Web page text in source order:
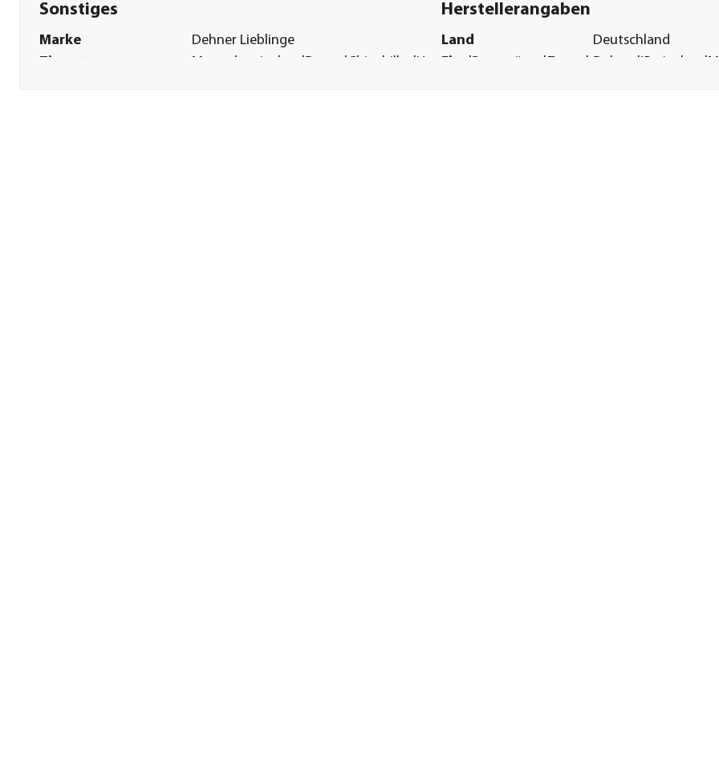
Sonstiges
Marke
Dehner Lieblinge
Tierart
Herstellerangaben
Land
Deutschland
Firma
Dehner